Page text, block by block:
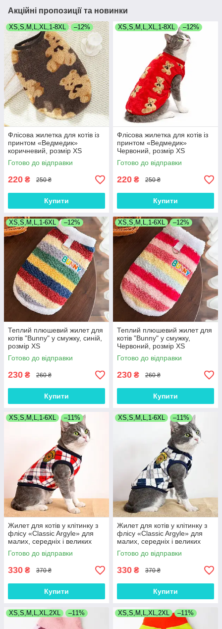
Акційні пропозиції та новинки
XS,S,M,L,XL,1-8XL –12%
Флісова жилетка для котів із
принтом «Ведмедик»
коричневий, розмір XS
Готово до відправки
220 ₴ 250 ₴
Купити
XS,S,M,L,XL,1-8XL –12%
Флісова жилетка для котів із
принтом «Ведмедик»
Червоний, розмір XS
Готово до відправки
220 ₴ 250 ₴
Купити
XS,S,M,L,1-6XL –12%
Теплий плюшевий жилет для
котів "Bunny" у смужку, синій,
розмір XS
Готово до відправки
230 ₴ 260 ₴
Купити
XS,S,M,L,1-6XL –12%
Теплий плюшевий жилет для
котів "Bunny" у смужку,
Червоний, розмір XS
Готово до відправки
230 ₴ 260 ₴
Купити
XS,S,M,L,1-6XL –11%
Жилет для котів у клітинку з
флісу «Classic Argyle» для
малих, середніх і великих
порід Червоний XS
Готово до відправки
330 ₴ 370 ₴
Купити
XS,S,M,L,1-6XL –11%
Жилет для котів у клітинку з
флісу «Classic Argyle» для
малих, середніх і великих
порід Сірий XS
Готово до відправки
330 ₴ 370 ₴
Купити
XS,S,M,L,XL,2XL –11% XS,S,M,L,XL,2XL –11%